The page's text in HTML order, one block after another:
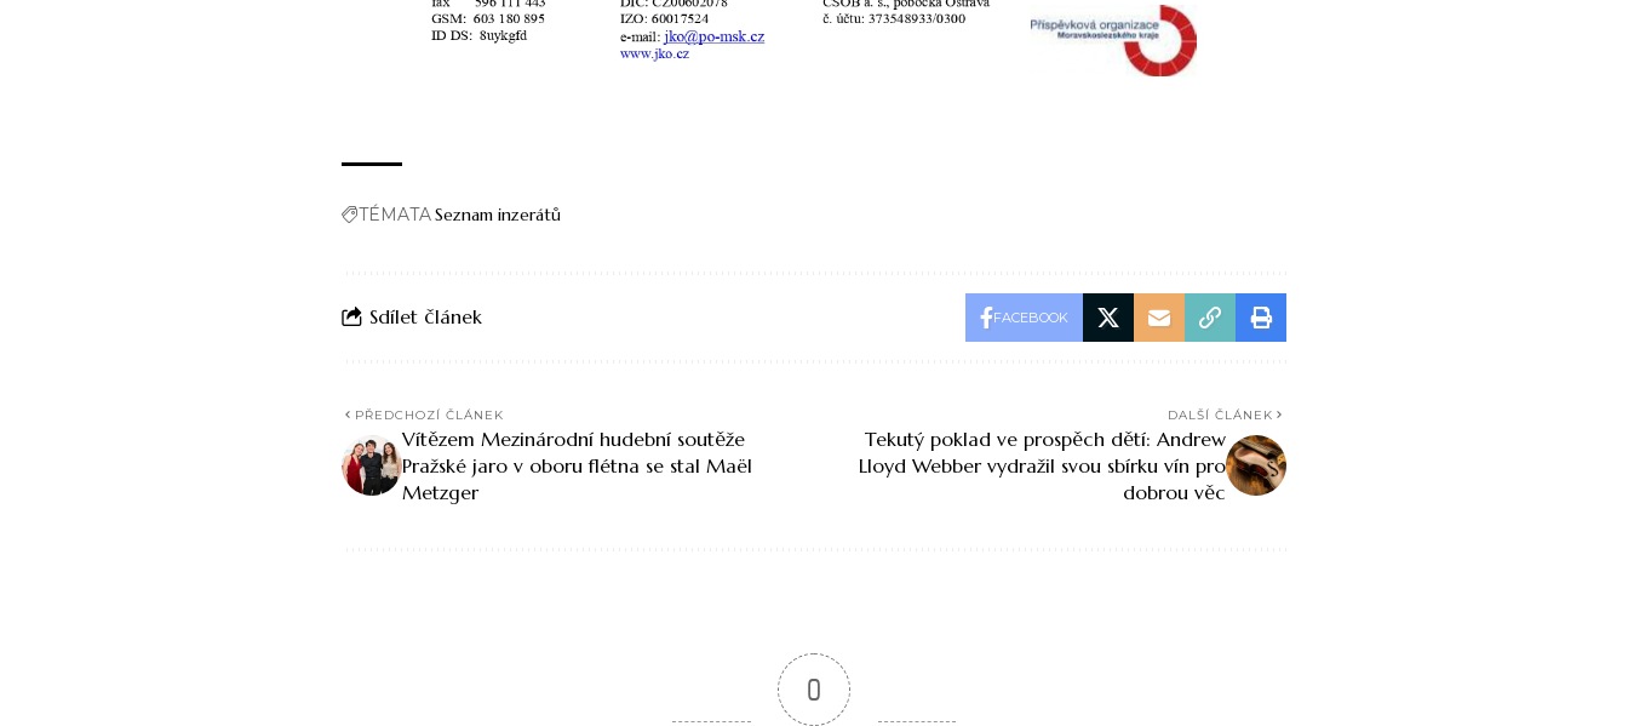
TÉMATASeznam inzerátů
Sdílet článek FACEBOOK
PŘEDCHOZÍ ČLÁNEK
Vítězem Mezinárodní hudební soutěže
Pražské jaro v oboru flétna se stal Maël
Metzger
DALŠÍ ČLÁNEK
Tekutý poklad ve prospěch dětí: Andrew
Lloyd Webber vydražil svou sbírku vín pro
dobrou věc
0